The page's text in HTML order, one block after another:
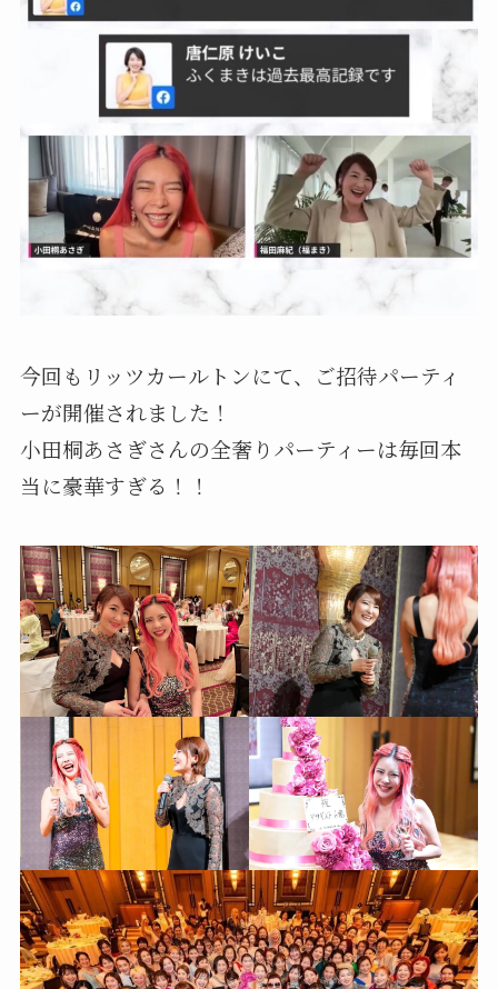
今回もリッツカールトンにて、ご招待パーティ
ーが開催されました！
小田桐あさぎさんの全奢りパーティーは毎回本
当に豪華すぎる！！